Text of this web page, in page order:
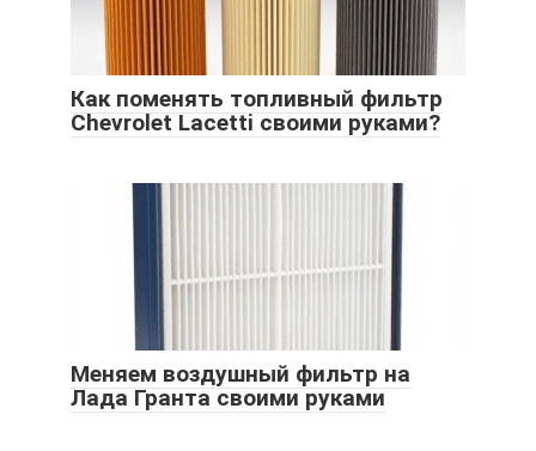
Как поменять топливный фильтр
Chevrolet Lacetti своими руками?
Меняем воздушный фильтр на
Лада Гранта своими руками